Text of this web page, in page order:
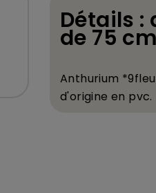
Détails
de 75 cm
Anthurium
d'origine en pvc.